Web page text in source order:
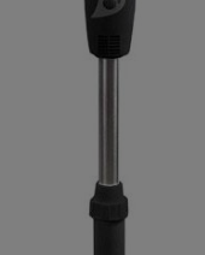
adatok: (*max. légszállítás
/ EN61591 szabvány
min-max súly: 0.64 kg